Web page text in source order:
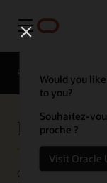
Menu
Would you
to you?
Souhaitez-
proche ?
Visit Oracle
Présentation
Oracle Cloud